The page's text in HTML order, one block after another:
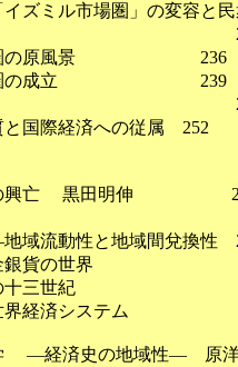
ミル市場圏」の変容
定
の原風景 236
圏の成立 239
民衆
経済への従属 252
に
の興亡 黒田明伸
る合意
性と地域間兌換性
金銀貨の世
ての十三世
界経済システ
―経済史の地域性― 原